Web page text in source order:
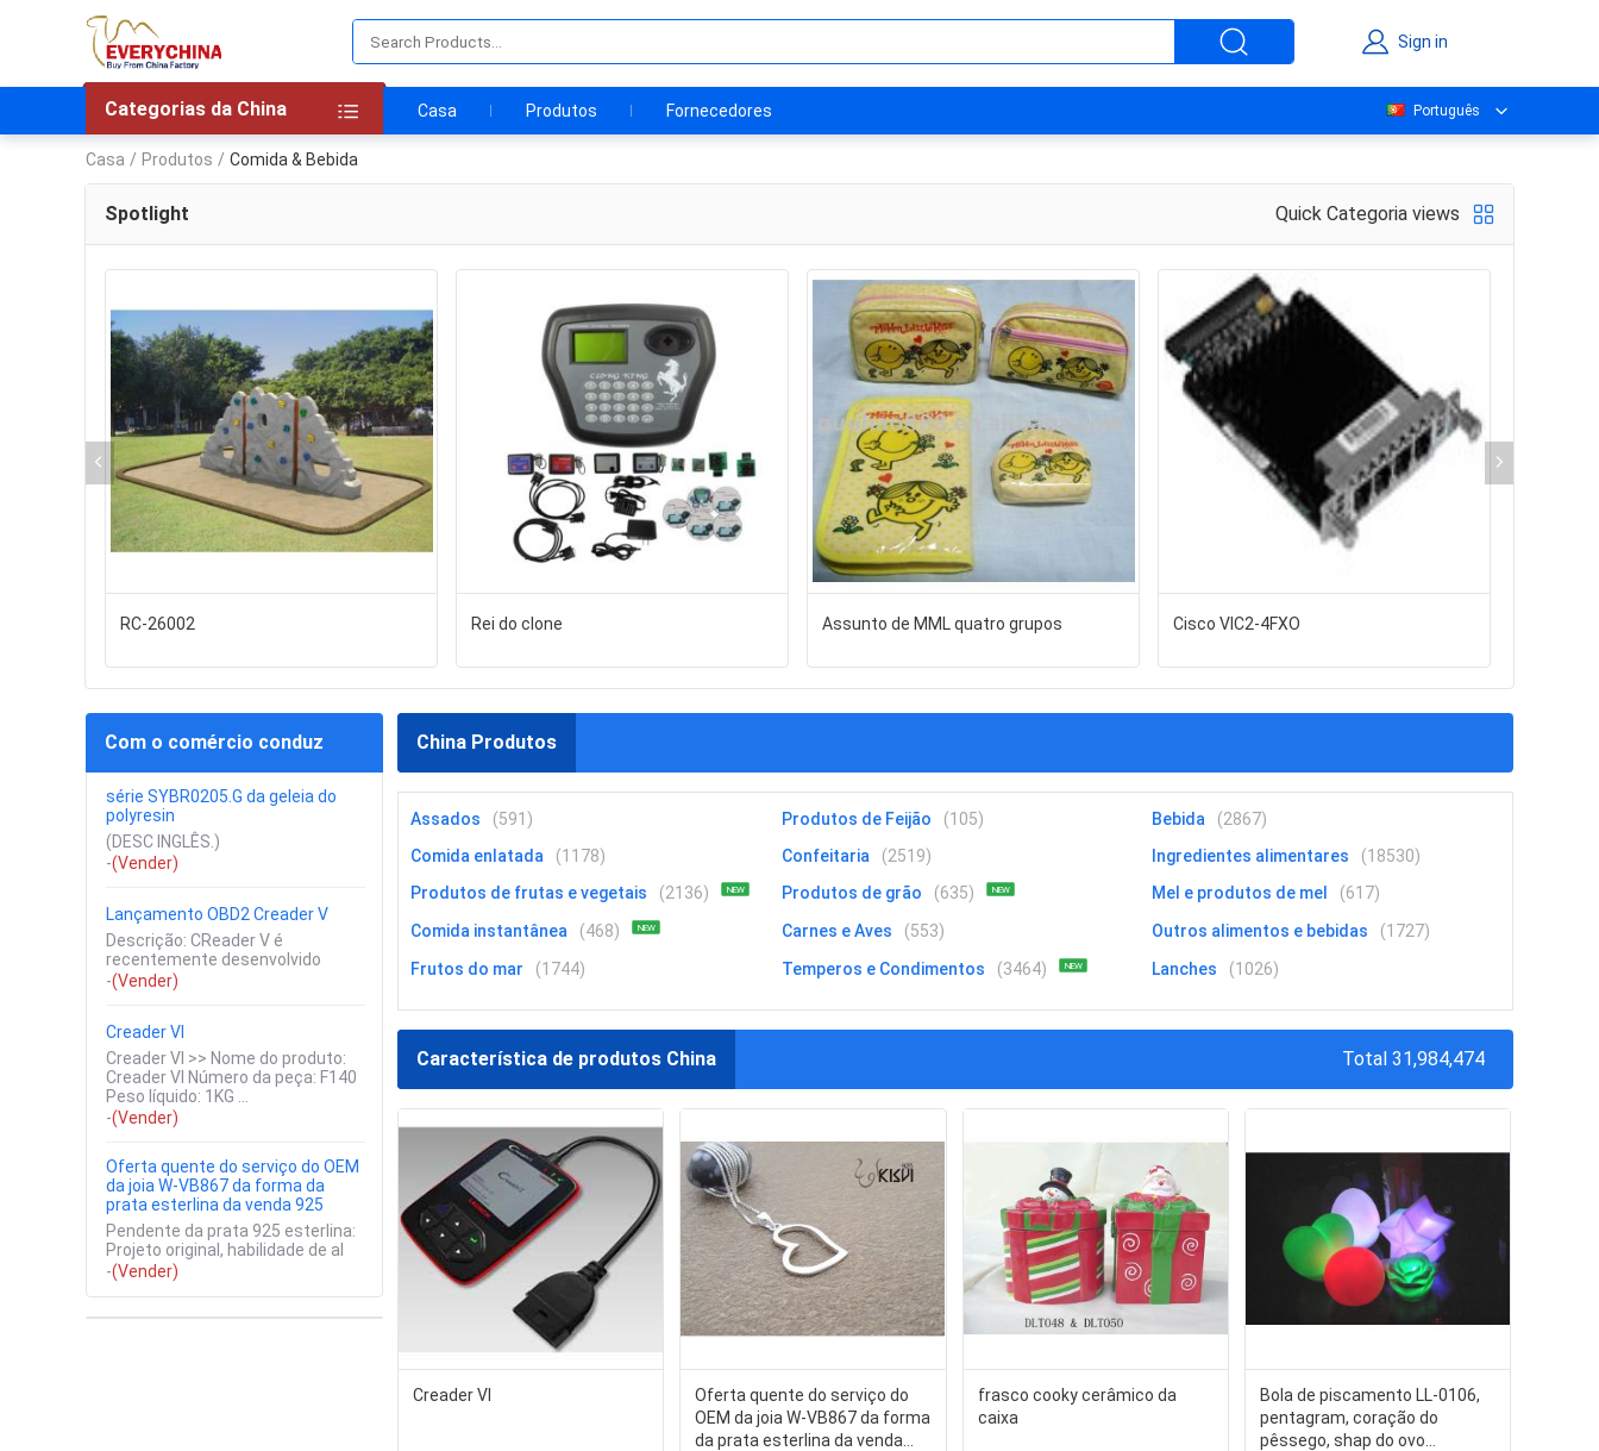
Sign in
Categorias da China Casa Produtos Fornecedores Português
Casa / Produtos / Comida & Bebida
Spotlight Quick Categoria views
RC-26002 Rei do clone Assunto de MML quatro grupos Cisco VIC2-4FXO
Com o comércio conduz
série SYBR0205.G da geleia do
polyresin
(DESC INGLÊS.)
-(Vender)
Lançamento OBD2 Creader V
Descrição: CReader V é
recentemente desenvolvido
-(Vender)
Creader VI
Creader VI >> Nome do produto:
Creader VI Número da peça: F140
Peso líquido: 1KG ...
-(Vender)
Oferta quente do serviço do OEM
da joia W-VB867 da forma da
prata esterlina da venda 925
Pendente da prata 925 esterlina:
Projeto original, habilidade de al
-(Vender)
China Produtos
Assados (591) Produtos de Feijão (105) Bebida
(2867)
Comida enlatada
(1178) Confeitaria (2519) Ingredientes alimentares
(18530)
Produtos de frutas e vegetais
(2136) NEW Produtos de grão (635) NEW Mel e produtos de mel
(617)
Comida instantânea
(468) NEW Carnes e Aves (553) Outros alimentos e bebidas
(1727)
Frutos do mar
(1744) Temperos e Condimentos (3464) NEW Lanches (1026)
Característica de produtos China Total 31,984,474
Creader VI
Oferta quente do serviço do
OEM da joia W-VB867 da forma
da prata esterlina da venda
frasco cooky cerâmico da
caixa
Bola de piscamento LL-0106,
pentagram, coração do
pêssego, shap do ovo